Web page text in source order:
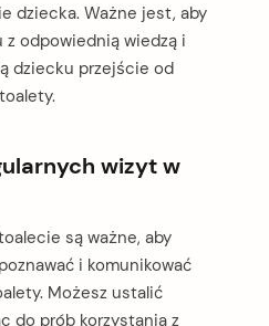
dziecka. Ważne jest, aby
odpowiednią wiedzą i
dziecku przejście od
wizyt w
są ważne, aby
i komunikować
Możesz ustalić
do prób korzystania z